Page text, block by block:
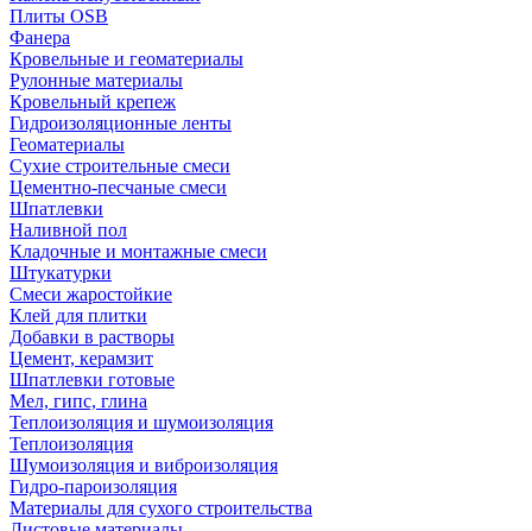
Плиты OSB
Фанера
Кровельные и геоматериалы
Рулонные материалы
Кровельный крепеж
Гидроизоляционные ленты
Геоматериалы
Сухие строительные смеси
Цементно-песчаные смеси
Шпатлевки
Наливной пол
Кладочные и монтажные смеси
Штукатурки
Смеси жаростойкие
Клей для плитки
Добавки в растворы
Цемент, керамзит
Шпатлевки готовые
Мел, гипс, глина
Теплоизоляция и шумоизоляция
Теплоизоляция
Шумоизоляция и виброизоляция
Гидро-пароизоляция
Материалы для сухого строительства